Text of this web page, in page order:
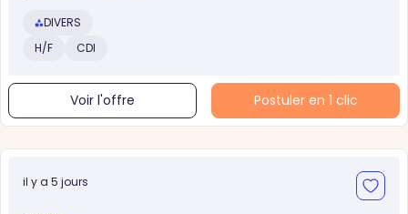
DIVERS
H/F
CDI
Voir l'offre Postuler en 1 clic
il y a 5 jours